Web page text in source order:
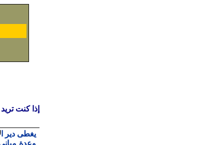
إذا كنت
يغطى دير ا
وعدة